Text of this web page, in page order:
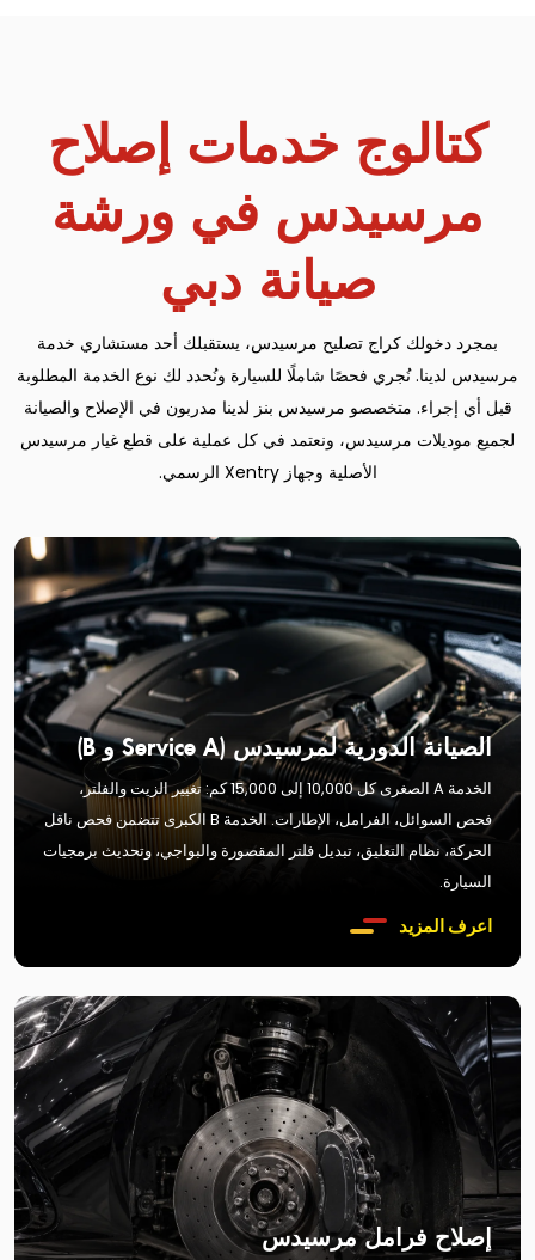
كتالوج خدمات إصلاح
مرسيدس في ورشة
صيانة دبي
بمجرد دخولك كراج تصليح مرسيدس، يستقبلك أحد مستشاري خدمة
مرسيدس لدينا. نُجري فحصًا شاملًا للسيارة ونُحدد لك نوع الخدمة المطلوبة
قبل أي إجراء. متخصصو مرسيدس بنز لدينا مدربون في الإصلاح والصيانة
لجميع موديلات مرسيدس، ونعتمد في كل عملية على قطع غيار مرسيدس
الأصلية وجهاز Xentry الرسمي.
الصيانة الدورية لمرسيدس (Service A و B)
الخدمة A الصغرى كل 10,000 إلى 15,000 كم: تغيير الزيت والفلتر،
فحص السوائل، الفرامل، الإطارات. الخدمة B الكبرى تتضمن فحص ناقل
الحركة، نظام التعليق، تبديل فلتر المقصورة والبواجي، وتحديث برمجيات
السيارة.
اعرف المزيد
إصلاح فرامل مرسيدس